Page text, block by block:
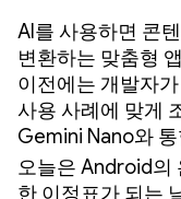
AI를 사용하면 콘
변환하는 맞춤형
이전에는 개발자
사용 사례에 맞게
Gemini Nano와
오늘은 Android의
한 이정표가 되는